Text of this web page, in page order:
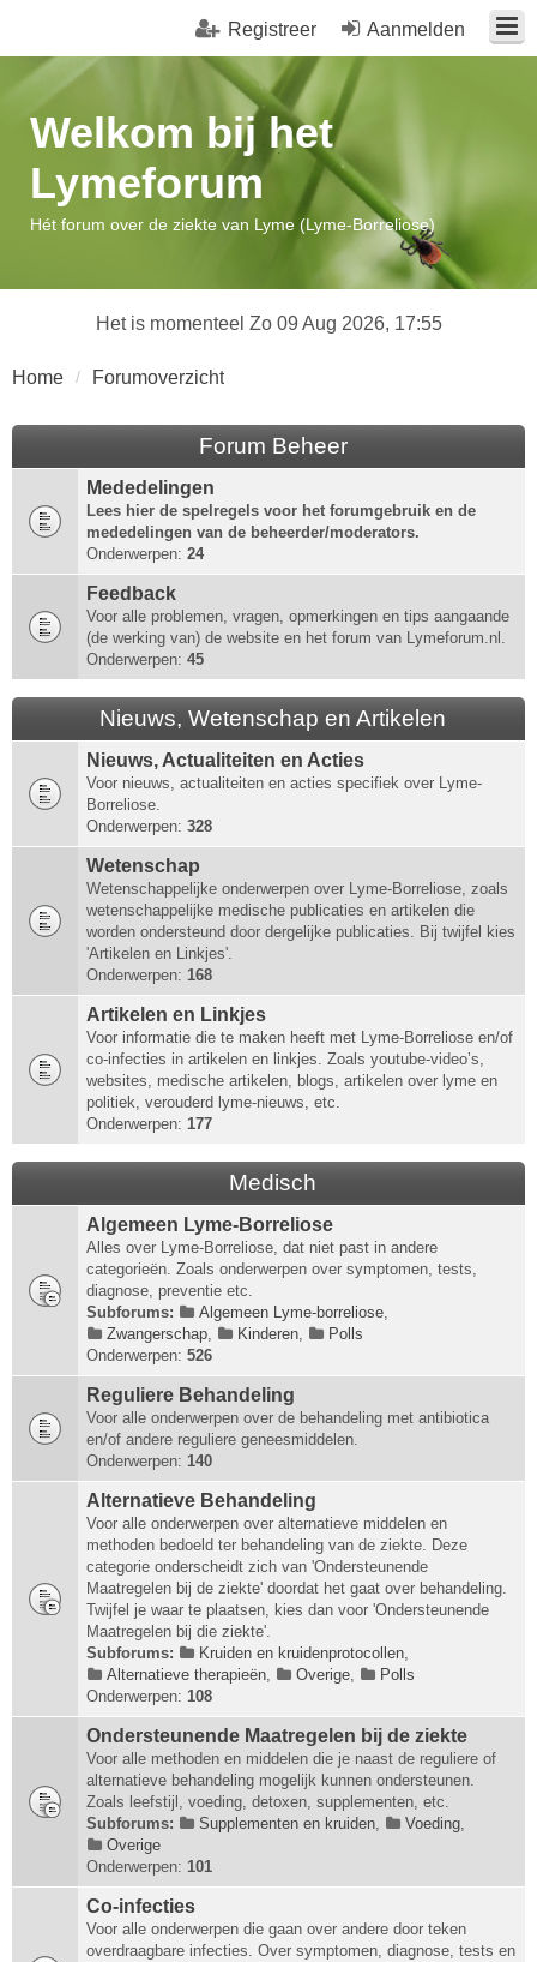
Aanmelden
Registreer
Welkom bij het
Lymeforum
Hét forum over de ziekte van Lyme (Lyme-Borreliose)
Het is momenteel Zo 09 Aug 2026, 17:55
Home Forumoverzicht
Forum Beheer
Mededelingen
Lees hier de spelregels voor het forumgebruik en de
mededelingen van de beheerder/moderators.
Onderwerpen: 24
Feedback
Voor alle problemen, vragen, opmerkingen en tips aangaande
(de werking van) de website en het forum van Lymeforum.nl.
Onderwerpen: 45
Nieuws, Wetenschap en Artikelen
Nieuws, Actualiteiten en Acties
Voor nieuws, actualiteiten en acties specifiek over Lyme-
Borreliose.
Onderwerpen: 328
Wetenschap
Wetenschappelijke onderwerpen over Lyme-Borreliose, zoals
wetenschappelijke medische publicaties en artikelen die
worden ondersteund door dergelijke publicaties. Bij twijfel kies
'Artikelen en Linkjes'.
Onderwerpen: 168
Artikelen en Linkjes
Voor informatie die te maken heeft met Lyme-Borreliose en/of
co-infecties in artikelen en linkjes. Zoals youtube-video’s,
websites, medische artikelen, blogs, artikelen over lyme en
politiek, verouderd lyme-nieuws, etc.
Onderwerpen: 177
Medisch
Algemeen Lyme-Borreliose
Alles over Lyme-Borreliose, dat niet past in andere
categorieën. Zoals onderwerpen over symptomen, tests,
diagnose, preventie etc.
Subforums:
Algemeen Lyme-borreliose,
Zwangerschap, Kinderen,
Polls
Onderwerpen: 526
Reguliere Behandeling
Voor alle onderwerpen over de behandeling met antibiotica
en/of andere reguliere geneesmiddelen.
Onderwerpen: 140
Alternatieve Behandeling
Voor alle onderwerpen over alternatieve middelen en
methoden bedoeld ter behandeling van de ziekte. Deze
categorie onderscheidt zich van 'Ondersteunende
Maatregelen bij de ziekte' doordat het gaat over behandeling.
Twijfel je waar te plaatsen, kies dan voor 'Ondersteunende
Maatregelen bij die ziekte'.
Subforums:
Kruiden en kruidenprotocollen,
Alternatieve therapieën, Overige,
Polls
Onderwerpen: 108
Ondersteunende Maatregelen bij de ziekte
Voor alle methoden en middelen die je naast de reguliere of
alternatieve behandeling mogelijk kunnen ondersteunen.
Zoals leefstijl, voeding, detoxen, supplementen, etc.
Subforums:
Supplementen en kruiden, Voeding,
Overige
Onderwerpen: 101
Co-infecties
Voor alle onderwerpen die gaan over andere door teken
overdraagbare infecties. Over symptomen, diagnose, tests en